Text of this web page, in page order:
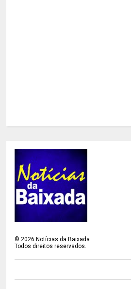
©2026 Notícias da Baixada
Todos direitos reservados.